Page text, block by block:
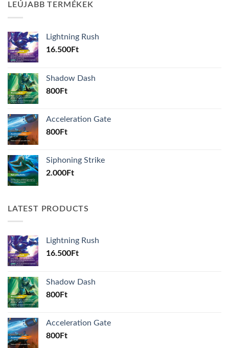
LEÚJABB TERMÉKEK
Lightning Rush
16.500Ft
Shadow Dash
800Ft
Acceleration Gate
800Ft
Siphoning Strike
2.000Ft
LATEST PRODUCTS
Lightning Rush
16.500Ft
Shadow Dash
800Ft
Acceleration Gate
800Ft